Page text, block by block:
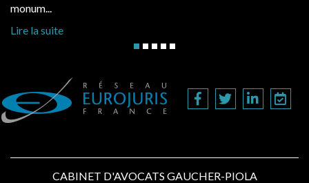
CABINET D'AVOCATS GAUCHER-PIOLA